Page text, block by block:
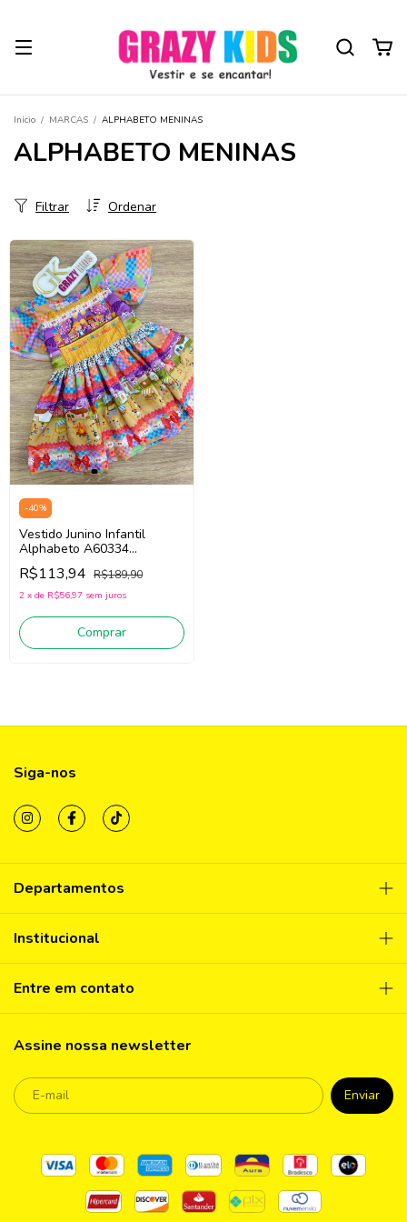
Início / MARCAS / ALPHABETO MENINAS
ALPHABETO MENINAS
Ordenar
Filtrar
-40%
Vestido Junino Infantil
Alphabeto A60334
(Amarelo/Roxo/Azul)
R$113,94 R$189,90
2 x de R$56,97 sem juros
Comprar
Siga-nos
Departamentos
Institucional
Entre em contato
Assine nossa newsletter